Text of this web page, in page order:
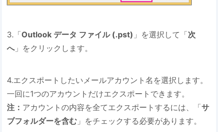
3.「Outlook データ ファイル (.pst) 」を選択して「次
へ」をクリックします。
4.エクスポートしたいメールアカウント名を選択します。
一回に1つのアカウントだけエクスポートできます。
注： アカウントの内容を全てエクスポートするには、「サ
ブフォルダーを含む 」をチェックする必要があります。